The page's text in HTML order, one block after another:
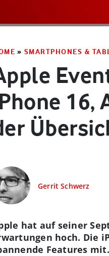
» SMARTPHONES &
16,
Gerrit Schwerz
hat auf seiner
hoch. Die
Features